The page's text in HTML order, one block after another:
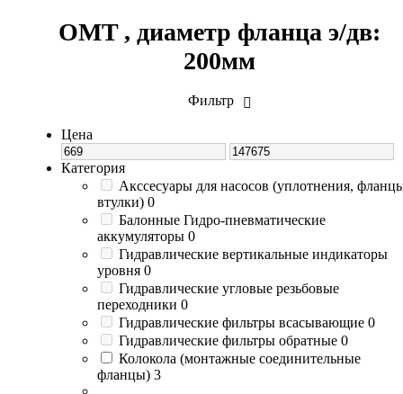
OMT , диаметр фланца э/дв:
200мм
Фильтр
Цена
Категория
Акссесуары для насосов (уплотнения,
втулки) 0
Балонные Гидро-пневматические
аккумуляторы 0
Гидравлические вертикальные индикаторы
уровня 0
Гидравлические угловые резьбовые
переходники 0
Гидравлические фильтры всасывающие 0
Гидравлические фильтры обратные 0
Колокола (монтажные соединительные
фланцы) 3